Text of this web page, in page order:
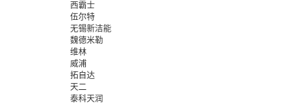
西霸士
伍尔特
无锡新洁能
魏德米勒
维林
威浦
拓自达
天二
泰科天润